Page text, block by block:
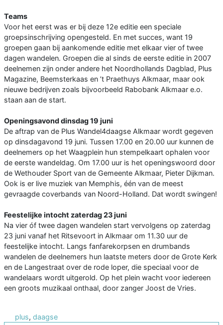
Teams
Voor het eerst was er bij deze 12e editie een speciale
groepsinschrijving opengesteld. En met succes, want 19
groepen gaan bij aankomende editie met elkaar vier of twee
dagen wandelen. Groepen die al sinds de eerste editie in 2007
deelnemen zijn onder andere het Noordhollands Dagblad, Plus
Magazine, Beemsterkaas en ’t Praethuys Alkmaar, maar ook
nieuwe bedrijven zoals bijvoorbeeld Rabobank Alkmaar e.o.
staan aan de start.
Openingsavond dinsdag 19 juni
De aftrap van de Plus Wandel4daagse Alkmaar wordt gegeven
op dinsdagavond 19 juni. Tussen 17.00 en 20.00 uur kunnen de
deelnemers op het Waagplein hun stempelkaart ophalen voor
de eerste wandeldag. Om 17.00 uur is het openingswoord door
de Wethouder Sport van de Gemeente Alkmaar, Pieter Dijkman.
Ook is er live muziek van Memphis, één van de meest
gevraagde coverbands van Noord-Holland. Dat wordt swingen!
Feestelijke intocht zaterdag 23 juni
Na vier óf twee dagen wandelen start vervolgens op zaterdag
23 juni vanaf het Ritsevoort in Alkmaar om 11.30 uur de
feestelijke intocht. Langs fanfarekorpsen en drumbands
wandelen de deelnemers hun laatste meters door de Grote Kerk
en de Langestraat over de rode loper, die speciaal voor de
wandelaars wordt uitgerold. Op het plein wacht voor iedereen
een groots muzikaal onthaal, door zanger Joost de Vries.
plus, daagse